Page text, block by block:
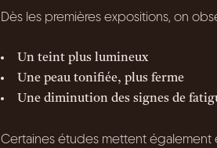
Dès les premières expositions, on
Un teint plus lumineux
Une peau tonifiée, plus ferme
Une diminution des signes de
Certaines études mettent également